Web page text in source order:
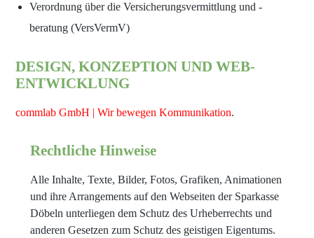
Verordnung über die Versicherungs­vermittlung und -
beratung (VersVermV)
DESIGN, KONZEPTION UND WEB-
ENTWICKLUNG
commlab GmbH | Wir bewegen Kommunikation.
Rechtliche Hinweise
Alle Inhalte, Texte, Bilder, Fotos, Grafiken, Animationen
und ihre Arrangements auf den Webseiten der Sparkasse
Döbeln unterliegen dem Schutz des Urheberrechts und
anderen Gesetzen zum Schutz des geistigen Eigentums.